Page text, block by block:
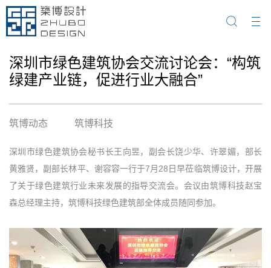
深圳市绿色建筑协会交流讨论会：“构筑
绿建产业链，促进行业大融合”
筑博动态 筑博科技
深圳市绿色建筑协会秘书长王向昱，副会长饶少华、许翠媚，部长
黄雅贤，副部长林平、谢容容一行于7月28日早莅临筑博设计，开展
了关于绿色建筑行业未来发展的指导交流会。会议由筑博科技赵宝
森总经理主持，筑博科技绿色建筑部全体成员随同参加。